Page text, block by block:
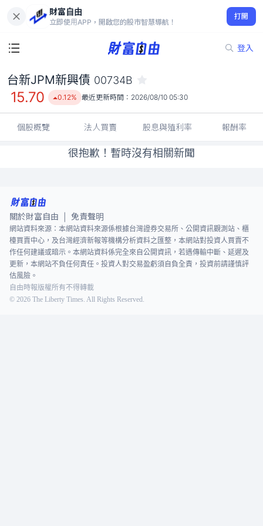
財富自由
立即使用APP，開啟您的股市智慧導航！
打開
登入
15.70
0.12%
台新JPM新興債 00734B
15.70 0.12% 最近更新時間： 2026/08/10 05:30
個股概覽 法人買賣 股息與殖利率 報酬率
很抱歉！暫時沒有相關新聞
關於財富自由 免責聲明
網站資料來源：本網站資料來源係根據台灣證券交易所、公開資訊觀測站、櫃
檯買賣中心，及台灣經濟新報等機構分析資料之匯整，本網站對投資人買賣不
作任何建議或暗示。本網站資料係完全來自公開資訊，若遇傳輸中斷、延遲及
更新，本網站不負任何責任。投資人對交易盈虧須自負全責，投資前請謹慎評
估風險。
自由時報版權所有不得轉載
© 2026 The Liberty Times. All Rights Reserved.